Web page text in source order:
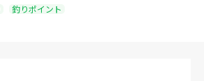
釣りポイント